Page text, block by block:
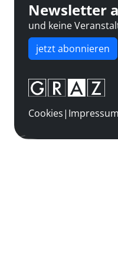
Newsletter
und keine
jetzt abonnieren
Cookies| Impressum